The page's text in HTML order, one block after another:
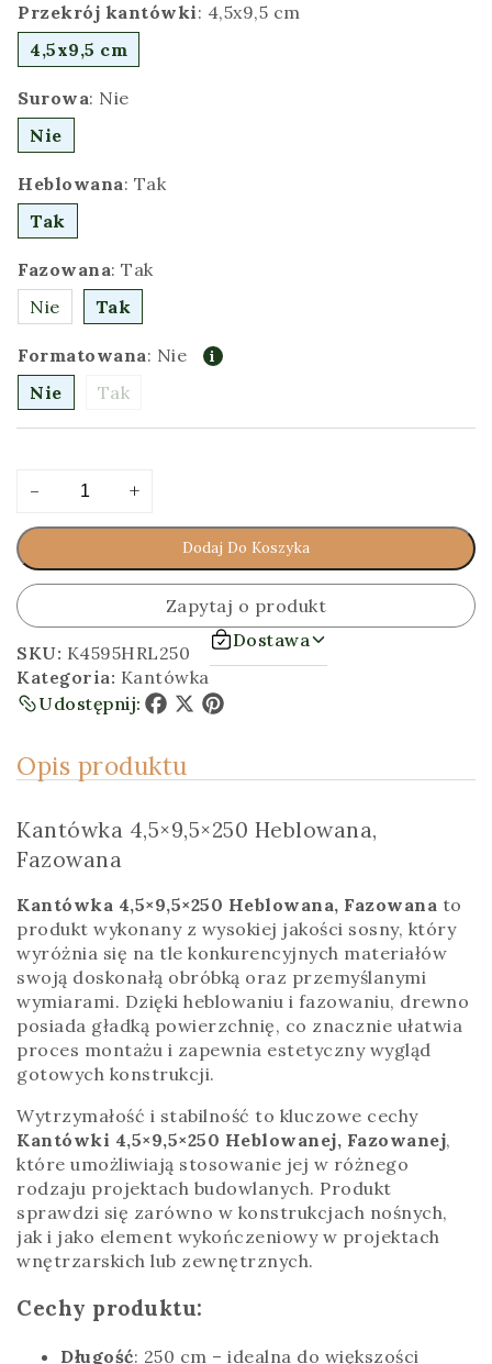
Przekrój kantówki: 4,5x9,5 cm
4,5x9,5 cm
Surowa: Nie
Nie
Heblowana: Tak
Tak
Fazowana: Tak
Nie
Tak
Formatowana: Nie
Nie
Tak
-
Kantówka
4,5x9,5x250
[cm]
Heblowana,
Fazowana
+
Dodaj Do Koszyka
Alternative:
Zapytaj o produkt
SKU: K4595HRL250
Kategoria: Kantówka
Dostawa
Udostępnij:
Opis produktu
Kantówka 4,5×9,5×250 Heblowana,
Fazowana
Kantówka 4,5×9,5×250 Heblowana, Fazowana to
produkt wykonany z wysokiej jakości sosny, który
wyróżnia się na tle konkurencyjnych materiałów
swoją doskonałą obróbką oraz przemyślanymi
wymiarami. Dzięki heblowaniu i fazowaniu, drewno
posiada gładką powierzchnię, co znacznie ułatwia
proces montażu i zapewnia estetyczny wygląd
gotowych konstrukcji.
Wytrzymałość i stabilność to kluczowe cechy
Kantówki 4,5×9,5×250 Heblowanej, Fazowanej,
które umożliwiają stosowanie jej w różnego
rodzaju projektach budowlanych. Produkt
sprawdzi się zarówno w konstrukcjach nośnych,
jak i jako element wykończeniowy w projektach
wnętrzarskich lub zewnętrznych.
Cechy produktu:
Długość: 250 cm – idealna do większości